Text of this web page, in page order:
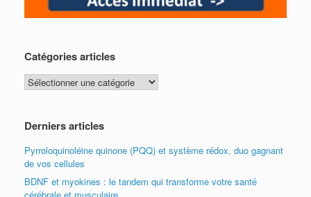
Catégories articles
Catégories
articles
Derniers articles
Pyrroloquinoléine quinone (PQQ) et système rédox, duo gagnant
de vos cellules
BDNF et myokines : le tandem qui transforme votre santé
cérébrale et musculaire